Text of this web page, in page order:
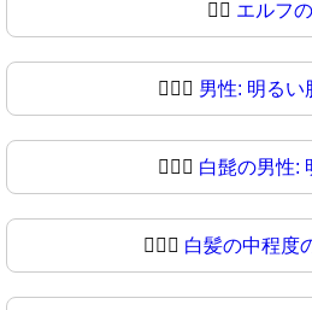
🧔‍♂ エルフ
🧔🏻‍♂️ 男性: 明るい
🧔🏻‍♂ 白髭の男性:
🧔🏼‍♂️ 白髪の中程度